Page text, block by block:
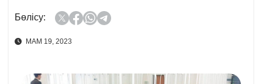
Бөлісу:
МАМ 19, 2023